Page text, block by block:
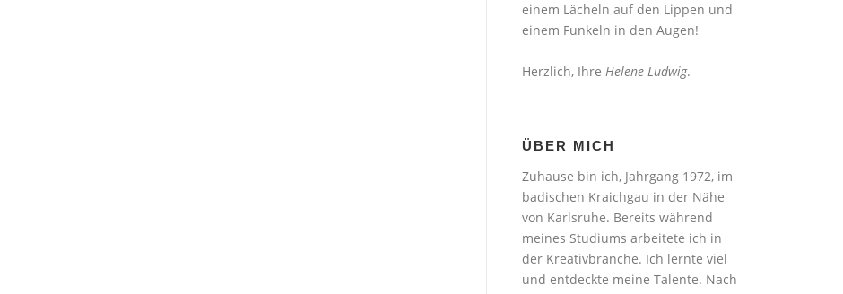
einem Lächeln auf den Lippen und
einem Funkeln in den Augen!
Herzlich, Ihre Helene Ludwig.
ÜBER MICH
Zuhause bin ich, Jahrgang 1972, im
badischen Kraichgau in der Nähe
von Karlsruhe. Bereits während
meines Studiums arbeitete ich in
der Kreativbranche. Ich lernte viel
und entdeckte meine Talente. Nach